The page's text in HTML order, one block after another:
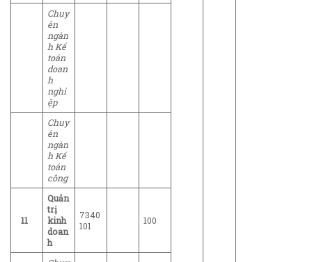
Chuy
ên
ngàn
h Kế
toán
doan
h
nghi
ệp
Chuy
ên
ngàn
h Kế
toán
công
11
Quản
trị
kinh
doan
h
7340
101
100